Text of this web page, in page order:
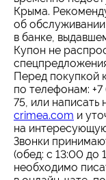
Крыма.
об
в банке,
Купон не
Перед покупкой
по телефонам:
75, или написать
crimea.com и
на
Звонки
(обед: с 13:00 до
необходимо